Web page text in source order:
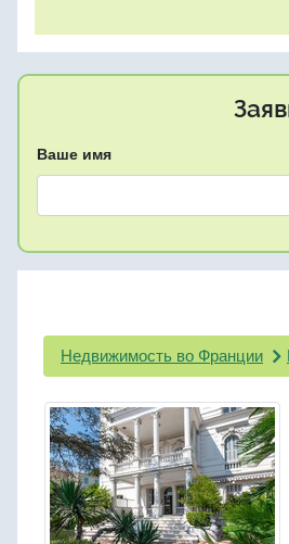
Ваше имя
Недвижимость во Франции